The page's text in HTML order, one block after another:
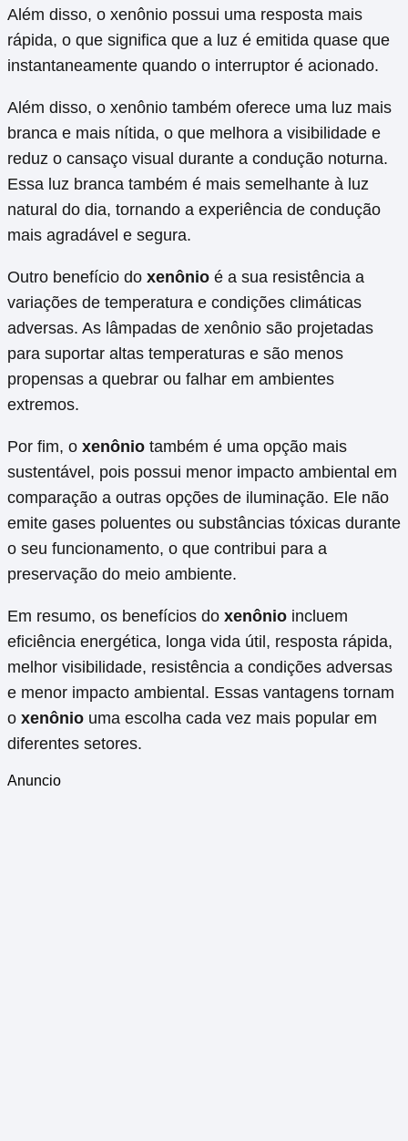
Além disso, o xenônio possui uma resposta mais
rápida, o que significa que a luz é emitida quase que
instantaneamente quando o interruptor é acionado.
Além disso, o xenônio também oferece uma luz mais
branca e mais nítida, o que melhora a visibilidade e
reduz o cansaço visual durante a condução noturna.
Essa luz branca também é mais semelhante à luz
natural do dia, tornando a experiência de condução
mais agradável e segura.
Outro benefício do xenônio é a sua resistência a
variações de temperatura e condições climáticas
adversas. As lâmpadas de xenônio são projetadas
para suportar altas temperaturas e são menos
propensas a quebrar ou falhar em ambientes
extremos.
Por fim, o xenônio também é uma opção mais
sustentável, pois possui menor impacto ambiental em
comparação a outras opções de iluminação. Ele não
emite gases poluentes ou substâncias tóxicas durante
o seu funcionamento, o que contribui para a
preservação do meio ambiente.
Em resumo, os benefícios do xenônio incluem
eficiência energética, longa vida útil, resposta rápida,
melhor visibilidade, resistência a condições adversas
e menor impacto ambiental. Essas vantagens tornam
o xenônio uma escolha cada vez mais popular em
diferentes setores.
Anuncio